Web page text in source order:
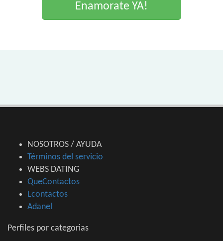
Enamorate YA!
NOSOTROS / AYUDA
Términos del servicio
WEBS DATING
QueContactos
Lcontactos
Adanel
Perfiles por categorias